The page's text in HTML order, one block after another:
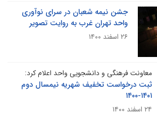
جشن نیمه شعبان در سرای نوآوری
واحد تهران غرب به روایت تصویر
معاونت فرهنگی و دانشجویی واحد اعلام کرد:
ثبت درخواست تخفیف شهریه نیمسال دوم
۱۴۰۱-۱۴۰۰